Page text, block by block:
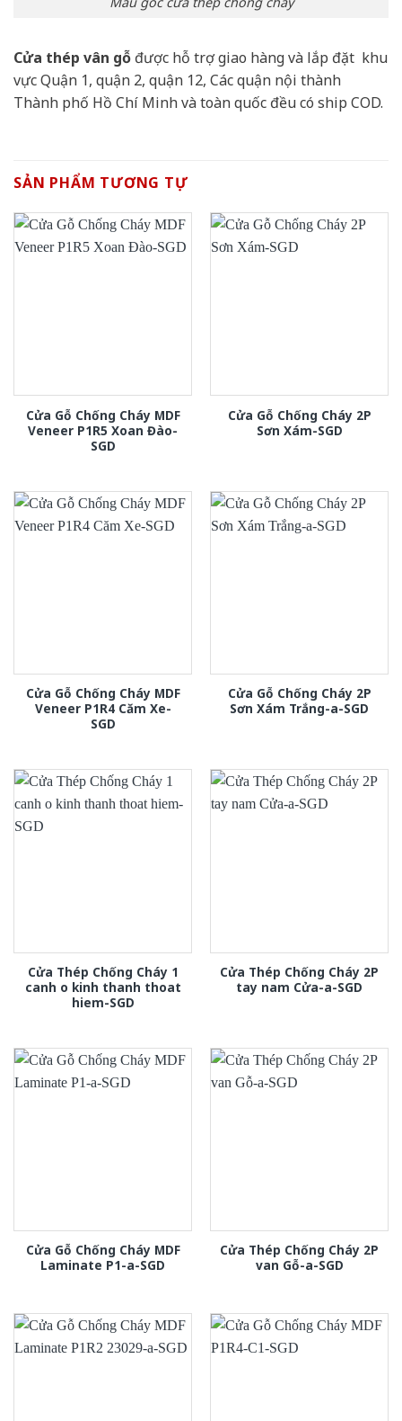
Cửa thép vân gỗ được hỗ trợ giao hàng và lắp đặt khu
vực Quận 1, quận 2, quận 12, Các quận nội thành
Thành phố Hồ Chí Minh và toàn quốc đều có ship COD.
SẢN PHẨM TƯƠNG TỰ
Cửa Gỗ Chống Cháy MDF
Veneer P1R5 Xoan Đào-
SGD
Cửa Gỗ Chống Cháy 2P
Sơn Xám-SGD
Cửa Gỗ Chống Cháy MDF
Veneer P1R4 Căm Xe-
SGD
Cửa Gỗ Chống Cháy 2P
Sơn Xám Trắng-a-SGD
Cửa Thép Chống Cháy 1
canh o kinh thanh thoat
hiem-SGD
Cửa Thép Chống Cháy 2P
tay nam Cửa-a-SGD
Cửa Gỗ Chống Cháy MDF
Laminate P1-a-SGD
Cửa Thép Chống Cháy 2P
van Gỗ-a-SGD